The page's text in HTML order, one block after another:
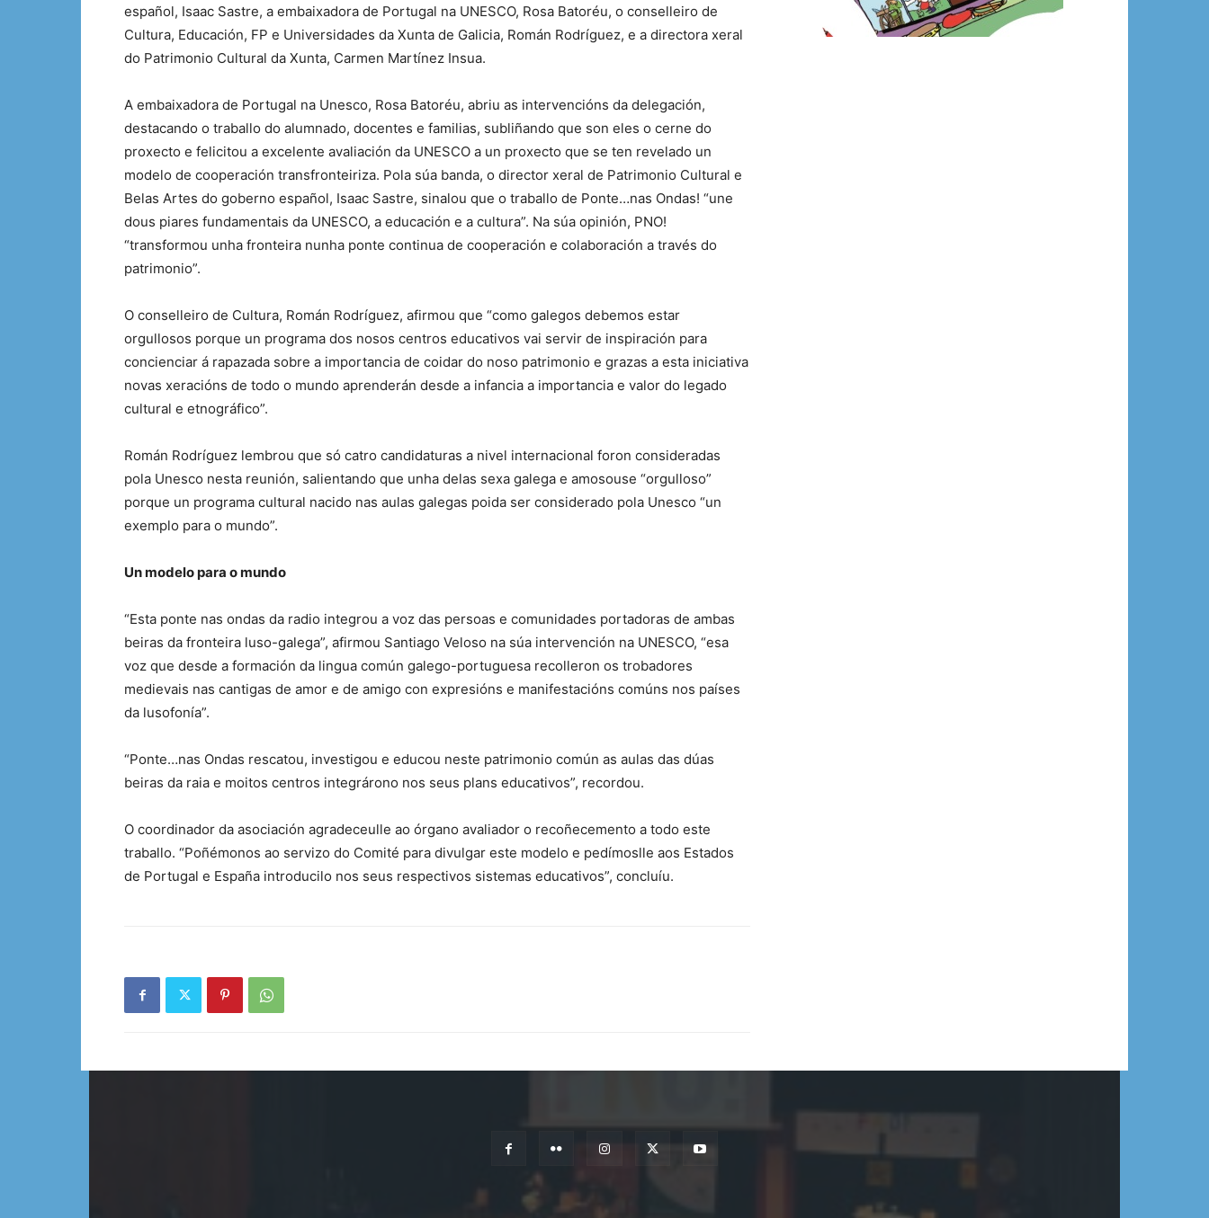
español, Isaac Sastre, a embaixadora de Portugal na UNESCO, Rosa Batoréu, o conselleiro de
Cultura, Educación, FP e Universidades da Xunta de Galicia, Román Rodríguez, e a directora xeral
do Patrimonio Cultural da Xunta, Carmen Martínez Insua.
A embaixadora de Portugal na Unesco, Rosa Batoréu, abriu as intervencións da delegación,
destacando o traballo do alumnado, docentes e familias, subliñando que son eles o cerne do
proxecto e felicitou a excelente avaliación da UNESCO a un proxecto que se ten revelado un
modelo de cooperación transfronteiriza. Pola súa banda, o director xeral de Patrimonio Cultural e
Belas Artes do goberno español, Isaac Sastre, sinalou que o traballo de Ponte…nas Ondas! “une
dous piares fundamentais da UNESCO, a educación e a cultura”. Na súa opinión, PNO!
“transformou unha fronteira nunha ponte continua de cooperación e colaboración a través do
patrimonio”.
O conselleiro de Cultura, Román Rodríguez, afirmou que “como galegos debemos estar
orgullosos porque un programa dos nosos centros educativos vai servir de inspiración para
concienciar á rapazada sobre a importancia de coidar do noso patrimonio e grazas a esta iniciativa
novas xeracións de todo o mundo aprenderán desde a infancia a importancia e valor do legado
cultural e etnográfico”.
Román Rodríguez lembrou que só catro candidaturas a nivel internacional foron consideradas
pola Unesco nesta reunión, salientando que unha delas sexa galega e amosouse “orgulloso”
porque un programa cultural nacido nas aulas galegas poida ser considerado pola Unesco “un
exemplo para o mundo”.
Un modelo para o mundo
“Esta ponte nas ondas da radio integrou a voz das persoas e comunidades portadoras de ambas
beiras da fronteira luso-galega”, afirmou Santiago Veloso na súa intervención na UNESCO, “esa
voz que desde a formación da lingua común galego-portuguesa recolleron os trobadores
medievais nas cantigas de amor e de amigo con expresións e manifestacións comúns nos países
da lusofonía”.
“Ponte…nas Ondas rescatou, investigou e educou neste patrimonio común as aulas das dúas
beiras da raia e moitos centros integrárono nos seus plans educativos”, recordou.
O coordinador da asociación agradeceulle ao órgano avaliador o recoñecemento a todo este
traballo. “Poñémonos ao servizo do Comité para divulgar este modelo e pedímoslle aos Estados
de Portugal e España introducilo nos seus respectivos sistemas educativos”, concluíu.